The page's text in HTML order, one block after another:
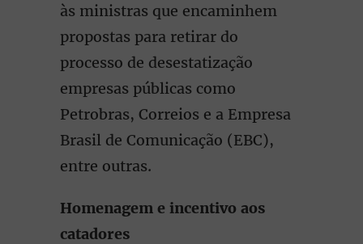
às ministras que encaminhem
propostas para retirar do
processo de desestatização
empresas públicas como
Petrobras, Correios e a Empresa
Brasil de Comunicação (EBC),
entre outras.
Homenagem e incentivo aos
catadores